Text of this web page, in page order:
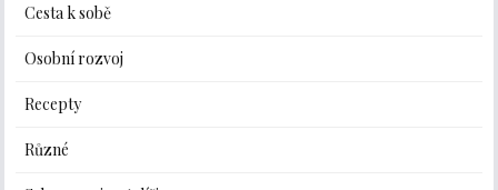
Cesta k sobě
Osobní rozvoj
Recepty
Různé